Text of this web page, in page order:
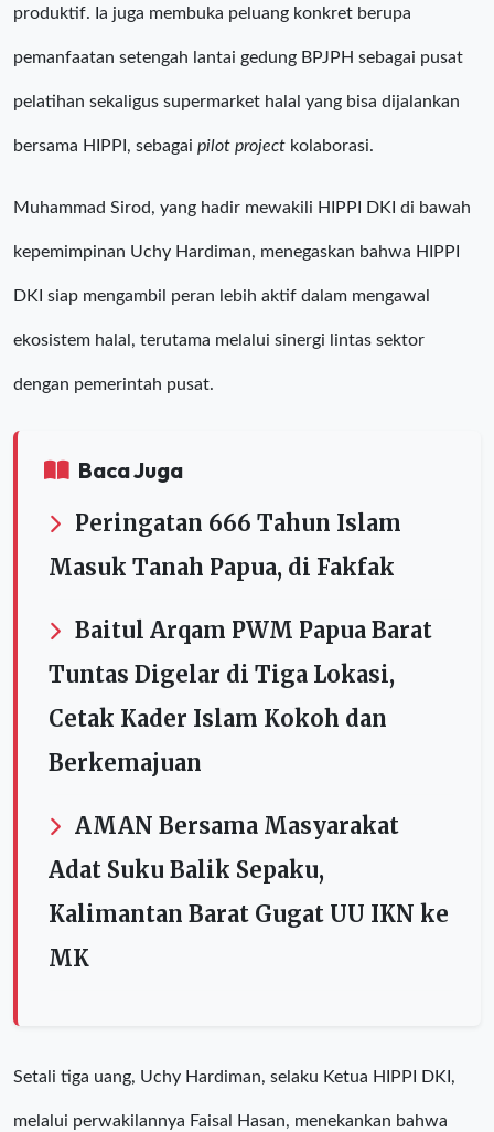
produktif. Ia juga membuka peluang konkret berupa
pemanfaatan setengah lantai gedung BPJPH sebagai pusat
pelatihan sekaligus supermarket halal yang bisa dijalankan
bersama HIPPI, sebagai pilot project kolaborasi.
Muhammad Sirod, yang hadir mewakili HIPPI DKI di bawah
kepemimpinan Uchy Hardiman, menegaskan bahwa HIPPI
DKI siap mengambil peran lebih aktif dalam mengawal
ekosistem halal, terutama melalui sinergi lintas sektor
dengan pemerintah pusat.
Baca Juga
Peringatan 666 Tahun Islam
Masuk Tanah Papua, di Fakfak
Baitul Arqam PWM Papua Barat
Tuntas Digelar di Tiga Lokasi,
Cetak Kader Islam Kokoh dan
Berkemajuan
AMAN Bersama Masyarakat
Adat Suku Balik Sepaku,
Kalimantan Barat Gugat UU IKN ke
MK
Setali tiga uang, Uchy Hardiman, selaku Ketua HIPPI DKI,
melalui perwakilannya Faisal Hasan, menekankan bahwa